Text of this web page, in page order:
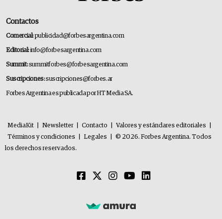
Contactos
Comercial:publicidad@forbesargentina.com
Editorial:info@forbesargentina.com
Summit:summitforbes@forbesargentina.com
Suscripciones:suscripciones@forbes.ar
Forbes Argentina es publicada por HT Media SA.
MediaKit Newsletter Contacto Valores y estándares editoriales
Términos y condiciones
Legales
© 2026. Forbes Argentina. Todos
los derechos reservados.